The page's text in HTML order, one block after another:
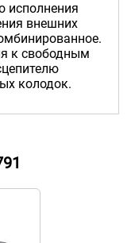
исполнения
внешних
к свободным
колодок.